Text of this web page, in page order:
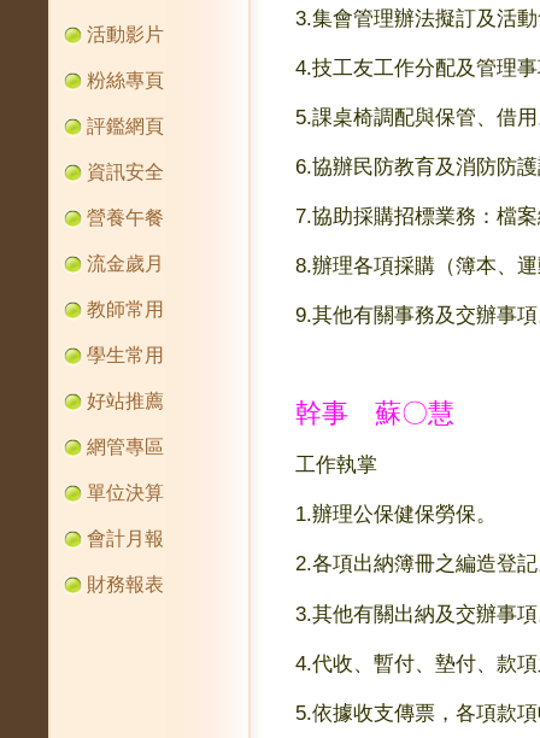
活動影片
粉絲專頁
評鑑網頁
資訊安全
營養午餐
流金歲月
教師常用
學生常用
好站推薦
網管專區
單位決算
會計月報
財務報表
3.集會管理辦法擬訂及活
4.技工友工作分配及管理
5.課桌椅調配與保管、借
6.協辦民防教育及消防防
7.協助採購招標業務：檔
8.辦理各項採購（簿本、
9.其他有關事務及交辦事
幹事 蘇〇慧
工作執掌
1.辦理公保健保勞保。
2.各項出納簿冊之編造登
3.其他有關出納及交辦事
4.代收、暫付、墊付、款
5.依據收支傳票，各項款